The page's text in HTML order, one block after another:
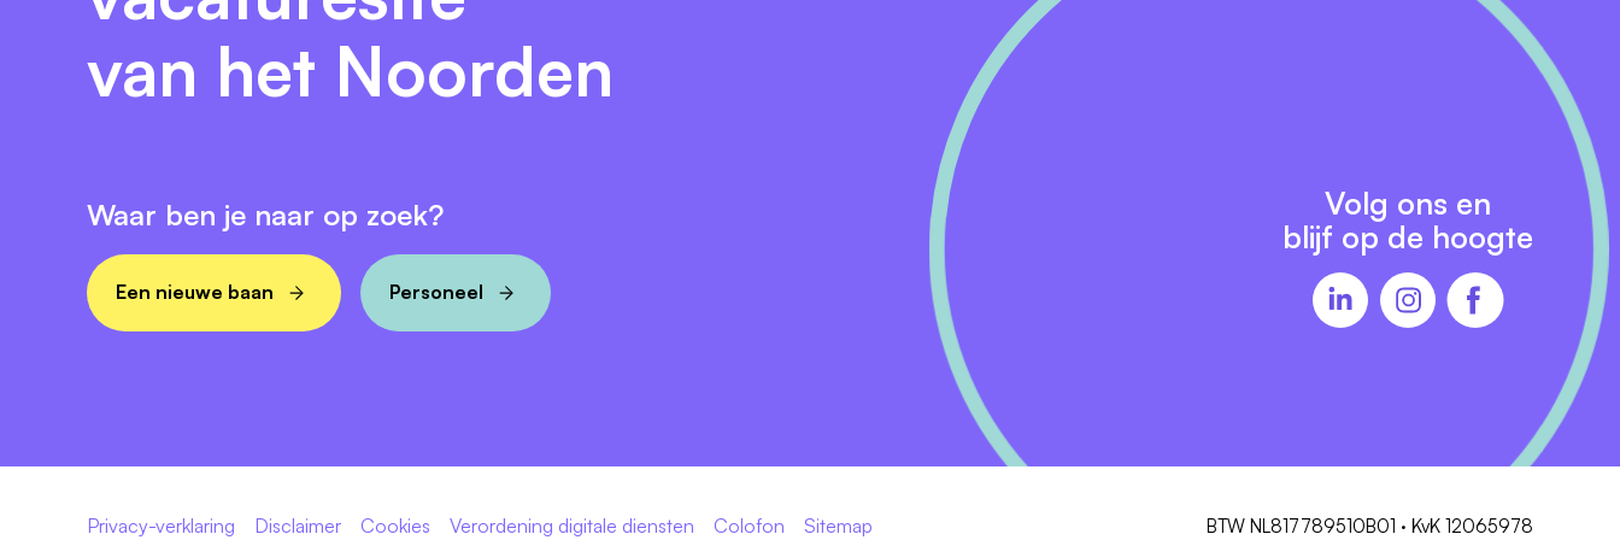
van het Noorden
Waar ben je naar op zoek?
Een nieuwe baan Personeel
Volg ons en
blijf op de hoogte
Privacy-verklaring Disclaimer Cookies Verordening digitale diensten Colofon Sitemap BTW NL817789510B01 · KvK 12065978